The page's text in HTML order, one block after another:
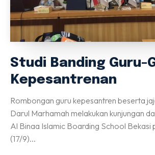
Studi Banding Guru-
Kepesantrenan
Rombongan guru kepesantren beserta
Darul Marhamah melakukan kunjungan
Al Binaa Islamic Boarding School Bekasi
(17/9)...